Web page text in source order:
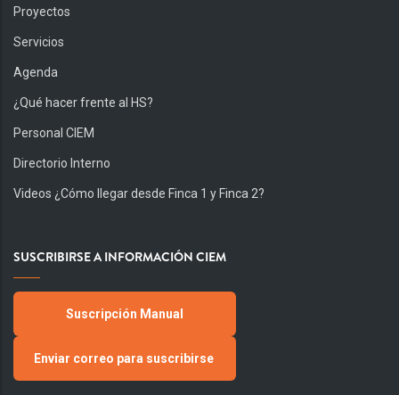
Proyectos
Servicios
Agenda
¿Qué hacer frente al HS?
Personal CIEM
Directorio Interno
Videos ¿Cómo llegar desde Finca 1 y Finca 2?
SUSCRIBIRSE A INFORMACIÓN CIEM
Suscripción Manual
Enviar correo para suscribirse